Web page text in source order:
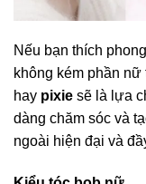
Nếu bạn thích
không kém phần nữ
hay pixie sẽ là lựa
dàng chăm sóc và
ngoài hiện đại và